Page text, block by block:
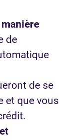
de
de se
et que vous